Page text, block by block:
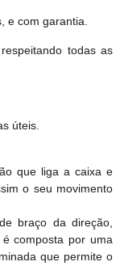
e com garantia.
todas as
úteis.
que liga a caixa e
o seu movimento
braço da direção,
composta por uma
que permite o